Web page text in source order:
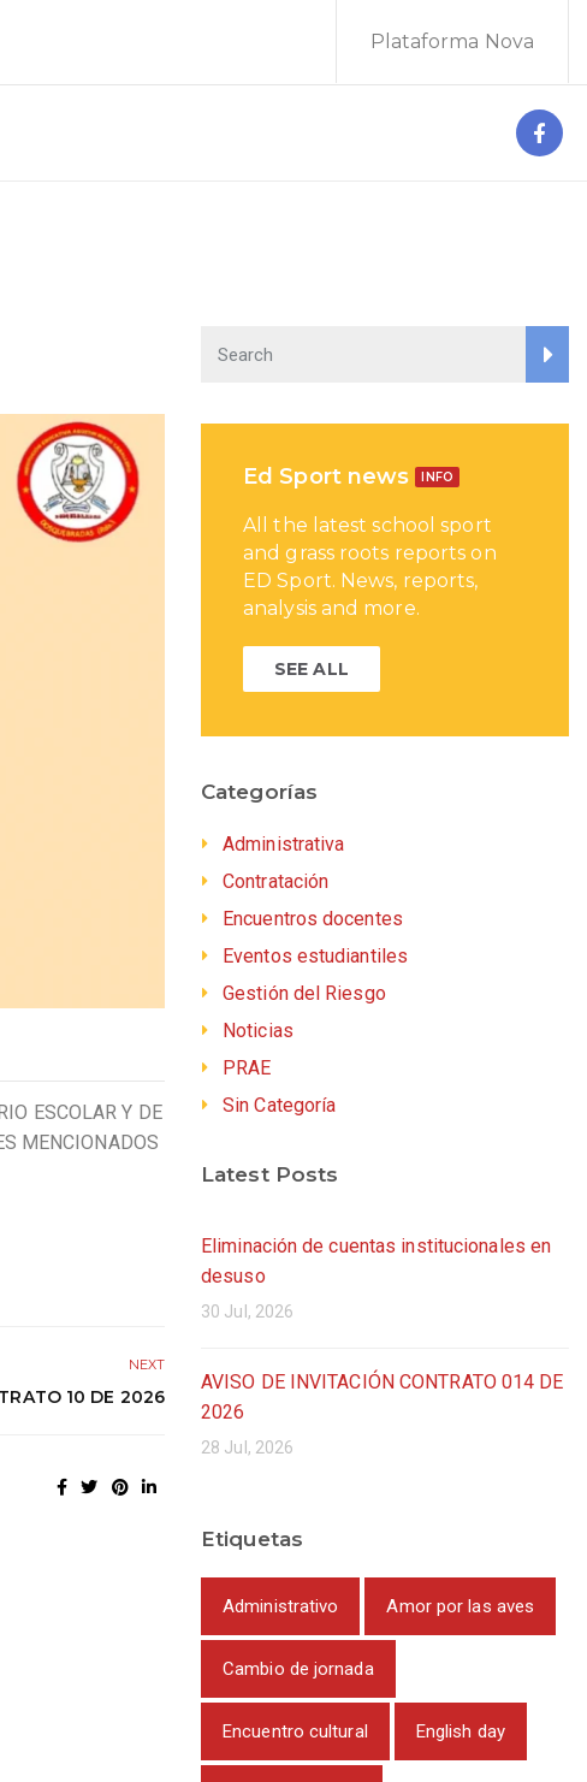
Plataforma Nova
ESCOLAR Y DE
MENCIONADOS
NEXT
10 DE 2026
Ed Sport news INFO
All the latest school sport
and grass roots reports on
ED Sport. News, reports,
analysis and more.
SEE ALL
Categorías
Administrativa
Contratación
Encuentros docentes
Eventos estudiantiles
Gestión del Riesgo
Noticias
PRAE
Sin Categoría
Latest Posts
Eliminación de cuentas institucionales en
desuso
30 Jul, 2026
AVISO DE INVITACIÓN CONTRATO 014 DE
2026
28 Jul, 2026
Etiquetas
Administrativo Amor por las aves
Cambio de jornada
Encuentro cultural English day